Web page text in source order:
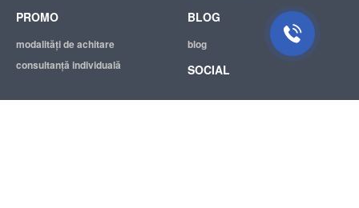
PROMO
modalităţi de achitare
consultanță individuală
BLOG
blog
SOCIAL